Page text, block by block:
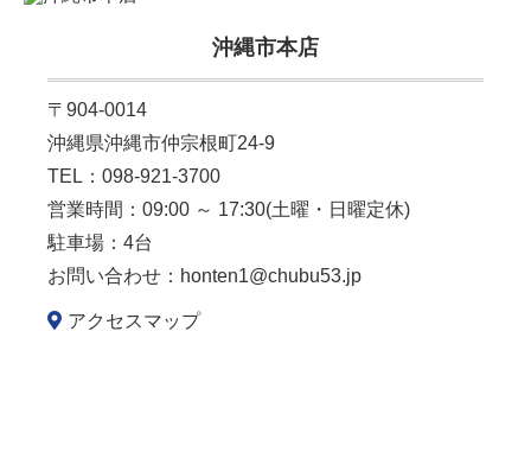
沖縄市本店
〒904-0014
沖縄県沖縄市仲宗根町24-9
TEL：098-921-3700
営業時間：09:00 ～ 17:30(土曜・日曜定休)
駐車場：4台
お問い合わせ： honten1@chubu53.jp
アクセスマップ